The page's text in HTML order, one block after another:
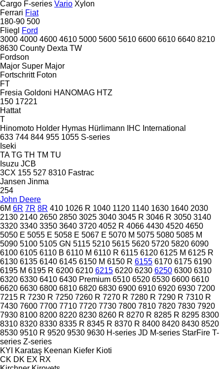
Cargo F-series Vario Xylon
Ferrari Fiat
180-90 500
Fliegl
Ford
3000 4000 4600 4610 5000 5600 5610 6600 6610 6640 8210
8630 County Dexta TW
Fordson
Major Super Major
Fortschritt Foton
FT
Fresia Goldoni HANOMAG HTZ
150 17221
Hattat
T
Hinomoto Holder Hymas Hürlimann IHC International
633 744 844 955 1055 S-series
Iseki
TA TG TH TM TU
Isuzu JCB
3CX 155 527 8310 Fastrac
Jansen Jinma
254
John Deere
6M 6R 7R 8R 410 1026 R 1040 1120 1140 1630 1640 2030
2130 2140 2650 2850 3025 3040 3045 R 3046 R 3050 3140
3320 3340 3350 3640 3720 4052 R 4066 4430 4520 4650
5050 E 5055 E 5058 E 5067 E 5070 M 5075 5080 5085 M
5090 5100 5105 GN 5115 5210 5615 5620 5720 5820 6090
6100 6105 6110 B 6110 M 6110 R 6115 6120 6125 M 6125 R
6130 6135 6140 6145 6150 M 6150 R 6155 6170 6175 6190
6195 M 6195 R 6200 6210 6215 6220 6230 6250 6300 6310
6320 6330 6410 6430 Premium 6510 6520 6530 6600 6610
6620 6630 6800 6810 6820 6830 6900 6910 6920 6930 7200
7215 R 7230 R 7250 7260 R 7270 R 7280 R 7290 R 7310 R
7430 7600 7700 7710 7720 7730 7800 7810 7820 7830 7920
7930 8100 8200 8220 8230 8260 R 8270 R 8285 R 8295 8300
8310 8320 8330 8335 R 8345 R 8370 R 8400 8420 8430 8520
8530 9510 R 9520 9530 9630 H-series JD M-series StarFire T-
series Z-series
KYI
Karataş Keenan Kiefer Kioti
CK DK EX RX